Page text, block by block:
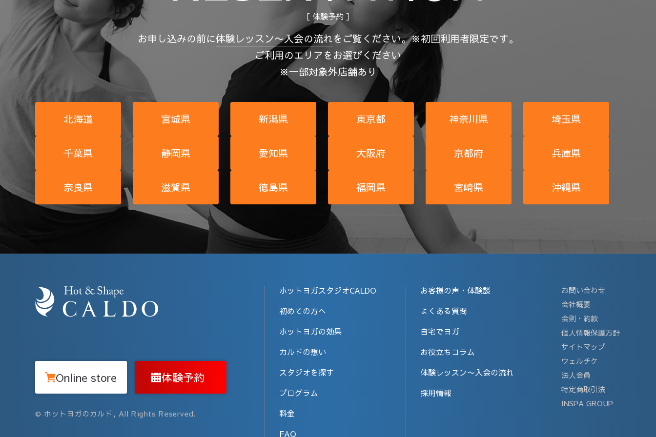
［ 体験予約 ］
お申し込みの前に体験レッスン〜入会の流れをご覧ください。※初回利用者限定です。
ご利用のエリアをお選びください
※一部対象外店舗あり
北海道 宮城県 新潟県 東京都 神奈川県 埼玉県
千葉県 静岡県 愛知県 大阪府 京都府 兵庫県
奈良県 滋賀県 徳島県 福岡県 宮崎県 沖縄県
Online store 体験予約
© ホットヨガのカルド, All Rights Reserved.
ホットヨガスタジオCALDO
初めての方へ
ホットヨガの効果
カルドの想い
スタジオを探す
プログラム
料金
FAQ
お客様の声・体験談
よくある質問
自宅でヨガ
お役立ちコラム
体験レッスン〜入会の流れ
採用情報
お問い合わせ
会社概要
会則・約款
個人情報保護方針
サイトマップ
ウェルチケ
法人会員
特定商取引法
INSPA GROUP